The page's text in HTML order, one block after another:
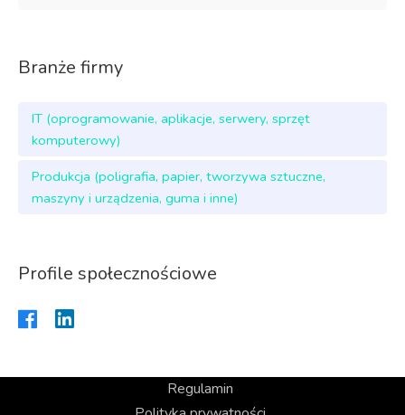
Branże firmy
IT (oprogramowanie, aplikacje, serwery, sprzęt
komputerowy)
Produkcja (poligrafia, papier, tworzywa sztuczne,
maszyny i urządzenia, guma i inne)
Profile społecznościowe
Regulamin